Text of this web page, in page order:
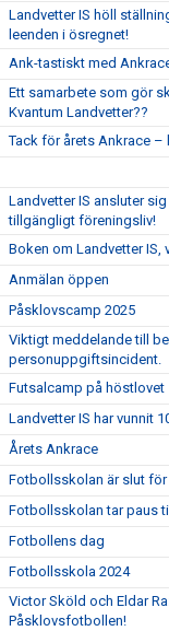
Landvetter IS höll
leenden i ösregnet!
Ank-tastiskt med
Ett samarbete som gör
Kvantum Landvetter??
Tack för årets Ankrace –
Landvetter IS ansluter
tillgängligt föreningsliv!
Boken om Landvetter
Anmälan öppen
Påsklovscamp 2025
Viktigt meddelande till
personuppgiftsincident.
Futsalcamp på höstlovet
Landvetter IS har vunnit
Årets Ankrace
Fotbollsskolan är slut för
Fotbollsskolan tar paus
Fotbollens dag
Fotbollsskola 2024
Victor Sköld och Eldar
Påsklovsfotbollen!